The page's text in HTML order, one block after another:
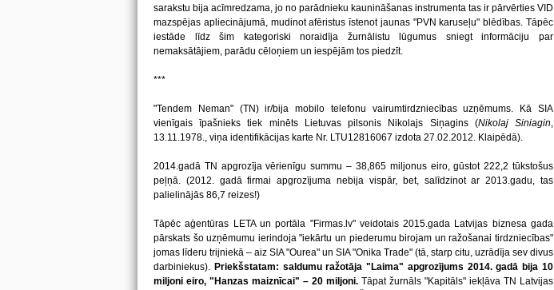
sarakstu bija acīmredzama, jo no parādnieku kaunināšanas instrumenta tas ir pārvērties VID
mazspējas apliecinājumā, mudinot afēristus īstenot jaunas "PVN karuseļu" blēdības. Tāpēc
iestāde līdz šim kategoriski noraidīja žurnālistu lūgumus sniegt informāciju par
nemaksātājiem, parādu cēloņiem un iespējām tos piedzīt.
***
"Tendem Neman" (TN) ir/bija mobilo telefonu vairumtirdzniecības uzņēmums. Kā SIA
vienīgais īpašnieks tiek minēts Lietuvas pilsonis Nikolajs Siņagins (Nikolaj Siniagin,
13.11.1978., viņa identifikācijas karte Nr. LTU12816067 izdota 27.02.2012. Klaipēdā).
2014.gadā TN apgrozīja vērienīgu summu – 38,865 miljonus eiro, gūstot 222,2 tūkstošus
peļņā. (2012. gadā firmai apgrozījuma nebija vispār, bet, salīdzinot ar 2013.gadu, tas
palielinājās 86,7 reizes!)
Tāpēc aģentūras LETA un portāla "Firmas.lv" veidotais 2015.gada Latvijas biznesa gada
pārskats šo uzņēmumu ierindoja "iekārtu un piederumu birojam un ražošanai tirdzniecības"
jomas līderu trijniekā – aiz SIA "Ourea" un SIA "Onika Trade" (tā, starp citu, uzrādīja sev divus
darbiniekus). Priekšstatam: saldumu ražotāja "Laima" apgrozījums 2014. gadā bija 10
miljoni eiro, "Hanzas maiznīcai" – 20 miljoni. Tāpat žurnāls "Kapitāls" iekļāva TN Latvijas